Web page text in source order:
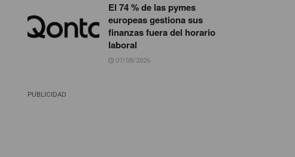
El 74 % de las pymes
europeas gestiona sus
finanzas fuera del horario
laboral
07/08/2026
PUBLICIDAD